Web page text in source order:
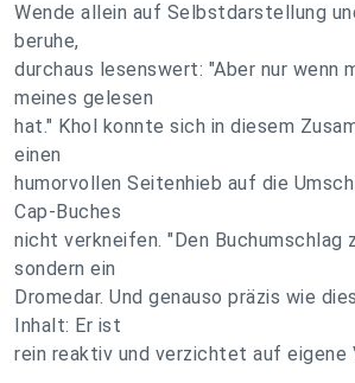
Wende allein auf Selbstdarstellung
beruhe,
durchaus lesenswert: "Aber nur wenn
meines gelesen
hat." Khol konnte sich in diesem
einen
humorvollen Seitenhieb auf die
Cap-Buches
nicht verkneifen. "Den Buchumschlag
sondern ein
Dromedar. Und genauso präzis wie
Inhalt: Er ist
rein reaktiv und verzichtet auf eigene